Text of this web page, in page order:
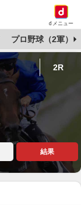
dメニュー
プロ野球（2軍）
2R
結果